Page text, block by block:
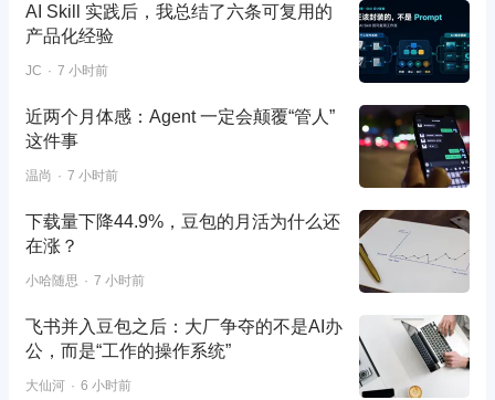
AI Skill 实践后，我总结了六条可复用的
产品化经验
JC 7 小时前
近两个月体感：Agent 一定会颠覆“管人”
这件事
温尚 7 小时前
下载量下降44.9%，豆包的月活为什么还
在涨？
小哈随思 7 小时前
飞书并入豆包之后：大厂争夺的不是AI办
公，而是“工作的操作系统”
大仙河 6 小时前